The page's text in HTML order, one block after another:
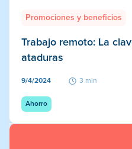
Promociones y beneficios
Trabajo remoto: La
ataduras
9/4/2024 3 min
Ahorro